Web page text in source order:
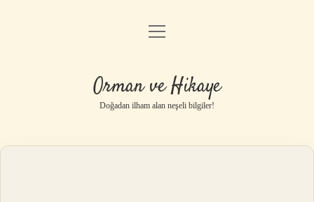
Anasayfa
Yasal Uyarı
menüyü
Orman ve Hikaye
Doğadan ilham alan neşeli bilgiler!